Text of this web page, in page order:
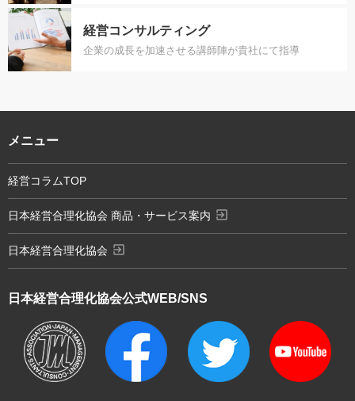
経営コンサルティング
企業の成長を加速させる講師陣が貴社にて指導
日本経営合理化協会公式WEB/SNS
メニュー
経営コラムTOP
日本経営合理化協会 商品・サービス案内 exit_to_app
日本経営合理化協会 exit_to_app